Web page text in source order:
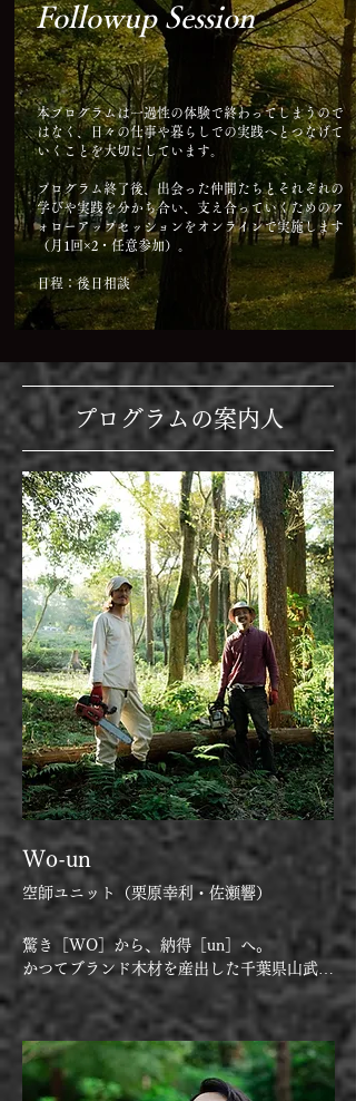
Followup Session
本プログラムは一過性の体験で終わってしまうので
はなく、日々の仕事や暮らしでの実践へとつなげて
いくことを大切にしています。
プログラム終了後、出会った仲間たちとそれぞれの
学びや実践を分かち合い、支え合っていくためのフ
ォローアップセッションをオンラインで実施します
（月1回×2・任意参加）。
​日程：後日相談
プログラムの案内人
Wo-un
空師ユニット （栗原幸利・佐瀬響）
驚き［WO］から、納得［un］へ。
かつてブランド木材を産出した千葉県山武市
を拠点に活動する空師ユニット
「WO」 驚きのない体験は 響かない
「un」 納得のない消費は 続かない